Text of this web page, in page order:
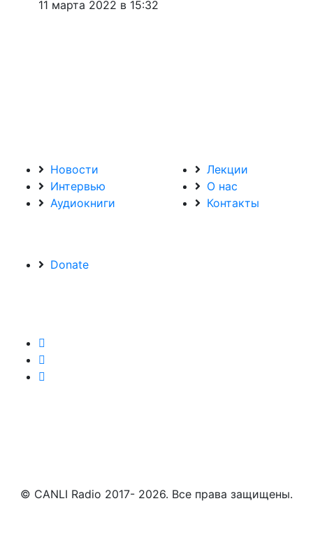
11 марта 2022 в 15:32
Новости
Интервью
Аудиокниги
Лекции
О нас
Контакты
Donate
© CANLI Radio 2017- 2026. Все права защищены.